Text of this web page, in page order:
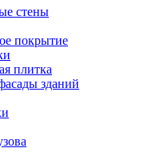
стены
покрытие
плитка
зданий